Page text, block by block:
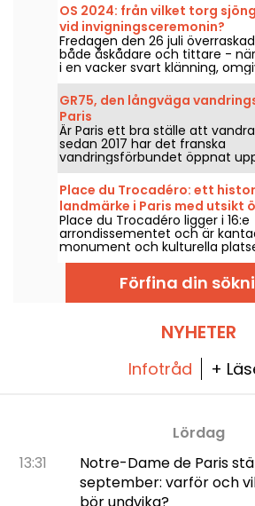
OS 2024: från vilket torg
vid invigningsceremonin?
Fredagen den 26 juli
både åskådare och tittare -
i en vacker svart klänning,
pompoms. Men var befann sig
Är arenan öppen för
GR75, den långväga
Paris
Är Paris ett bra ställe att
sedan 2017 har det franska
vandringsförbundet öppnat
skyltad led runt Paris för alla
vandringsentusiaster.
Place du Trocadéro: ett
landmärke i Paris med utsikt
Eiffeltornet
Place du Trocadéro ligger i 16:e
arrondissementet och är
monument och kulturella
både turister och Parisbor
livet tack vare den oslagbara
Eiffeltornet.Förfina din
NYHETER
Infotråd +
Lördag
13:31
Notre-Dame de Paris
september: varför och
bör undvika?